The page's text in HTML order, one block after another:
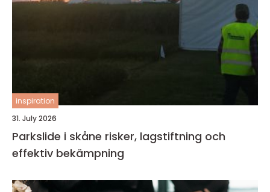
inspiration
31. July 2026
Parkslide i skåne risker, lagstiftning och
effektiv bekämpning